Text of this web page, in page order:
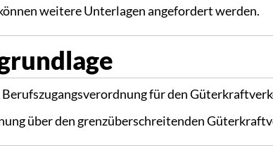
weitere Unterlagen angefordert werden.
Berufszugangsverordnung für den
über den grenzüberschreitenden